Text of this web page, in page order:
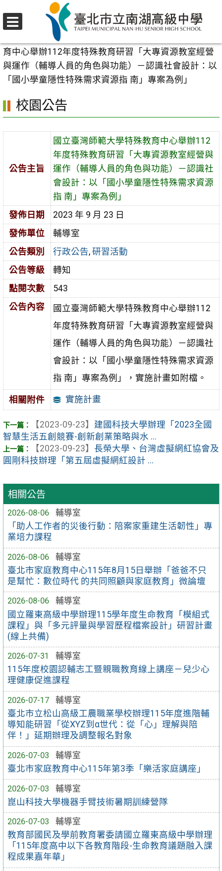
至
要
內
校園公告
育中心舉辦112年度特殊教育研習「大專資源教室經營
與運作（輔導人員的角色與功能）－認識社會設計：以
「國小學童隱性特殊需求資源指 南」專案為例」
相關公告
2026-08-06
輔導室
「助人工作者的災後行動：陪案家重建生活韌性」專
業培力課程
2026-08-06
輔導室
臺北市家庭教育中心115年8月15日舉辦「爸爸不只
是幫忙：數位時代 的共同照顧與家庭教育」微論壇
2026-08-06
輔導室
國立羅東高級中學辦理115學年度生命教育「模組式
課程」與「多元評量與學習歷程檔案設計」研習計畫
(線上共備)
2026-07-31
輔導室
115年度校園認輔志工暨親職教育線上講座－兒少心
理健康促進課程
2026-07-17
輔導室
臺北市立松山高級工農職業學校辦理115年度進階輔
導知能研習「從XYZ到α世代：從「心」理解與陪
伴！」延期辦理及調整報名對象
2026-07-03
輔導室
臺北市家庭教育中心115年第3季「樂活家庭講座」
2026-07-03
輔導室
崑山科技大學機器手臂技術暑期訓練營隊
2026-07-03
輔導室
教育部國民及學前教育署委請國立羅東高級中學辦理
「115年度高中以下各教育階段-生命教育議題融入課
程成果嘉年華」
校園公告
公告主旨
國立臺灣師範大學特殊教育中心舉辦112
年度特殊教育研習「大專資源教室經營與
運作（輔導人員的角色與功能）－認識社
會設計：以「國小學童隱性特殊需求資源
指 南」專案為例」
發佈日期
2023 年 9 月 23 日
發佈單位
輔導室
公告類別
行政公告, 研習活動
公告等級
轉知
點閱次數
543
公告內容
國立臺灣師範大學特殊教育中心舉辦112
年度特殊教育研習「大專資源教室經營與
運作（輔導人員的角色與功能）－認識社
會設計：以「國小學童隱性特殊需求資源
指 南」專案為例」，實施計畫如附檔。
相關附件 實施計畫
【2023-09-23】 建國科技大學辦理「2023全國
智慧生活五創競賽-創新創業策略與水 ...
【2023-09-23】 長榮大學、台灣虛擬網紅協會及
圓剛科技辦理「第五屆虛擬網紅設計 ...
選
單